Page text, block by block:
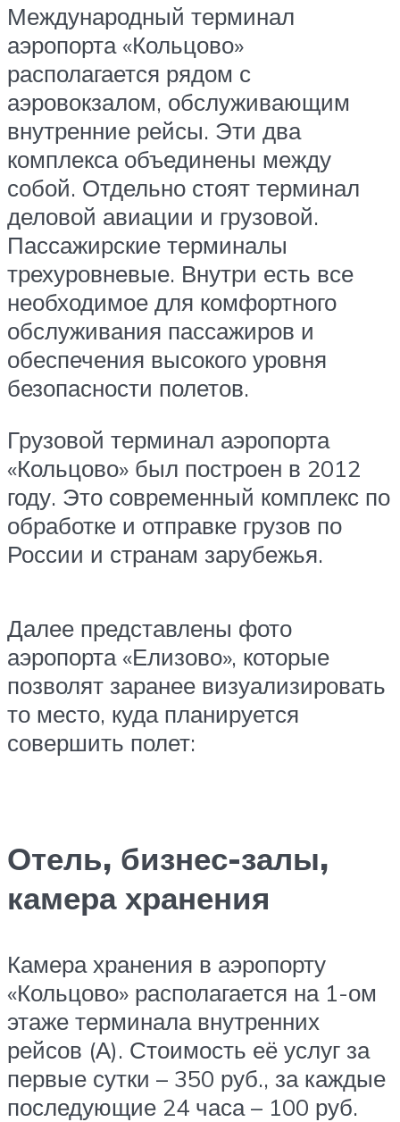
Международный терминал
аэропорта «Кольцово»
располагается рядом с
аэровокзалом, обслуживающим
внутренние рейсы. Эти два
комплекса объединены между
собой. Отдельно стоят терминал
деловой авиации и грузовой.
Пассажирские терминалы
трехуровневые. Внутри есть все
необходимое для комфортного
обслуживания пассажиров и
обеспечения высокого уровня
безопасности полетов.
Грузовой терминал аэропорта
«Кольцово» был построен в 2012
году. Это современный комплекс по
обработке и отправке грузов по
России и странам зарубежья.
Далее представлены фото
аэропорта «Елизово», которые
позволят заранее визуализировать
то место, куда планируется
совершить полет:
Отель, бизнес-залы,
камера хранения
Камера хранения в аэропорту
«Кольцово» располагается на 1-ом
этаже терминала внутренних
рейсов (А). Стоимость её услуг за
первые сутки – 350 руб., за каждые
последующие 24 часа – 100 руб.